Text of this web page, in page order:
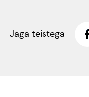
Jaga teistega